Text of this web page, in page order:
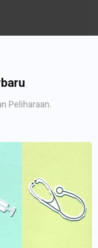
Peliharaan.